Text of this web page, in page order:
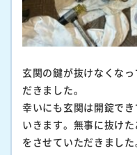
玄関の鍵が抜けなくな
だきました。
幸いにも玄関は開錠で
いきます。無事に抜け
をさせていただきました